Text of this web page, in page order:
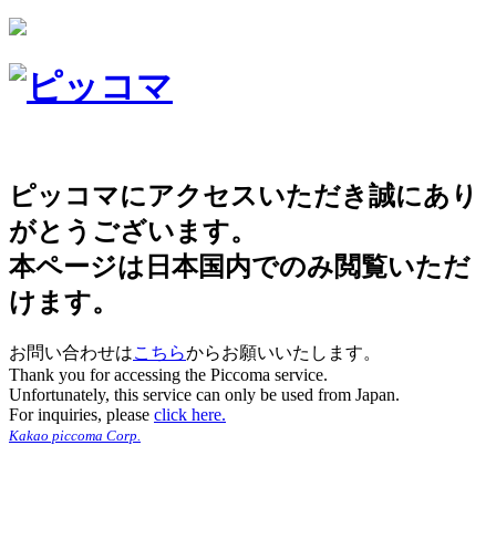
ピッコマにアクセスいただき誠にあり
がとうございます。
本ページは日本国内でのみ閲覧いただ
けます。
お問い合わせはこちらからお願いいたします。
Thank you for accessing the Piccoma service.
Unfortunately, this service can only be used from Japan.
For inquiries, please click here.
Kakao piccoma Corp.